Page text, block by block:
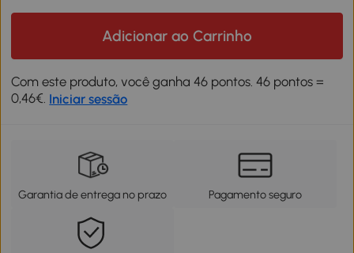
Adicionar ao Carrinho
Com este produto, você ganha 46 pontos. 46 pontos =
0,46€. Iniciar sessão
Garantia de entrega no prazo Pagamento seguro